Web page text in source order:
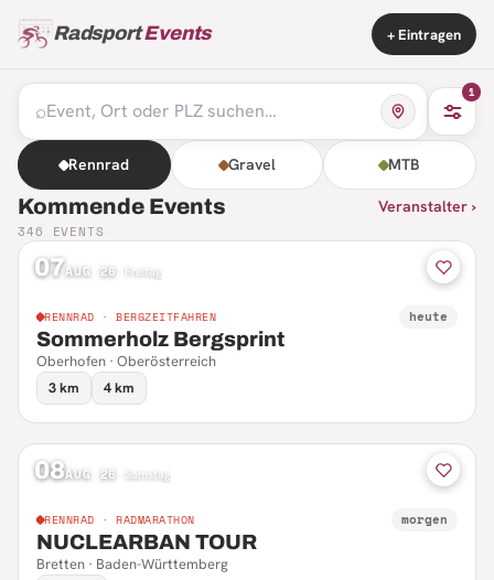
RadsportEvents + Eintragen
⌕
1
Rennrad Gravel MTB
Kommende Events Veranstalter ›
346 EVENTS
07AUG 26 Freitag
RENNRAD · BERGZEITFAHREN heute
Sommerholz Bergsprint
Oberhofen · Oberösterreich
3 km
4 km
08AUG 26 Samstag
RENNRAD · RADMARATHON morgen
NUCLEARBAN TOUR
Bretten · Baden-Württemberg